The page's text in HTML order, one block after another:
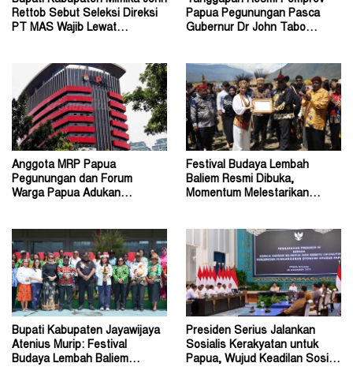
Rettob Sebut Seleksi Direksi
PT MAS Wajib Lewat
Papua Pegunungan Pasca
Gubernur Dr John Tabo
Anggota MRP Papua
Pegunungan dan Forum
Warga Papua Adukan
Festival Budaya Lembah
Baliem Resmi Dibuka,
Momentum Melestarikan
Bupati Kabupaten Jayawijaya
Atenius Murip: Festival
Budaya Lembah Baliem
Presiden Serius Jalankan
Sosialis Kerakyatan untuk
Papua, Wujud Keadilan Sosial